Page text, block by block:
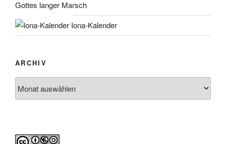
Gottes langer Marsch
Iona-Kalender
ARCHIV